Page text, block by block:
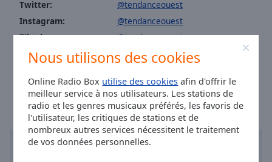
Nous utilisons des cookies
Online Radio Box utilise des cookies afin d'offrir le
meilleur service à nos utilisateurs. Les stations de
radio et les genres musicaux préférés, les favoris de
l'utilisateur, les critiques de stations et de
nombreux autres services nécessitent le traitement
de vos données personnelles.
Family
Twitter:
@tendanceouest
Instagram:
@tendanceouest
Tiktok:
@tendanceouest
Youtube:
@tendanceouest